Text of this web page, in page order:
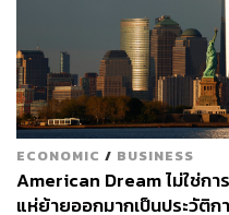
ECONOMIC / BUSINESS
American Dream ไม่ใช่ก
แห่ย้ายออกมากเป็นประวัติ